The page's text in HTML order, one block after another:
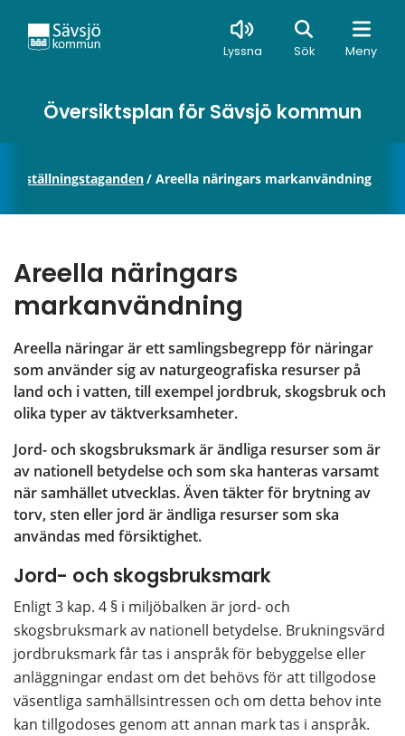
Lyssna Sök Meny
Sök
Översiktsplan för Sävsjö kommun
ställningstaganden/ Areella näringars markanvändning
Areella näringars
markanvändning
Areella näringar är ett samlingsbegrepp för näringar
som använder sig av naturgeografiska resurser på
land och i vatten, till exempel jordbruk, skogsbruk och
olika typer av täktverksamheter.
Jord- och skogsbruksmark är ändliga resurser som är
av nationell betydelse och som ska hanteras varsamt
när samhället utvecklas. Även täkter för brytning av
torv, sten eller jord är ändliga resurser som ska
användas med försiktighet.
Jord- och skogsbruksmark
Enligt 3 kap. 4 § i miljöbalken är jord- och
skogsbruksmark av nationell betydelse. Brukningsvärd
jordbruksmark får tas i anspråk för bebyggelse eller
anläggningar endast om det behövs för att tillgodose
väsentliga samhällsintressen och om detta behov inte
kan tillgodoses genom att annan mark tas i anspråk.